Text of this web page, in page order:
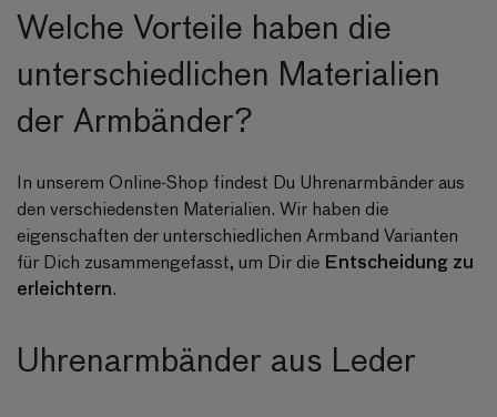
Welche Vorteile haben die
unterschiedlichen Materialien
der Armbänder?
In unserem Online-Shop findest Du Uhrenarmbänder aus
den verschiedensten Materialien. Wir haben die
eigenschaften der unterschiedlichen Armband Varianten
für Dich zusammengefasst, um Dir die Entscheidung zu
erleichtern.
Uhrenarmbänder aus Leder